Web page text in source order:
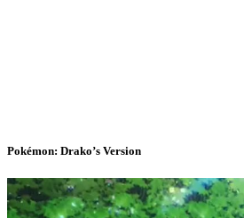
Pokémon: Drako’s Version